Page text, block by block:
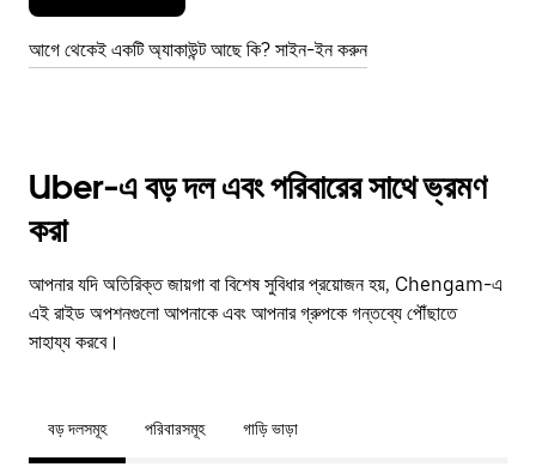
আগে থেকেই একটি অ্যাকাউন্ট আছে কি? সাইন-ইন করুন
Uber-এ বড় দল এবং পরিবারের সাথে ভ্রমণ
করা
আপনার যদি অতিরিক্ত জায়গা বা বিশেষ সুবিধার প্রয়োজন হয়, Chengam-এ
এই রাইড অপশনগুলো আপনাকে এবং আপনার গ্রুপকে গন্তব্যে পৌঁছাতে
সাহায্য করবে।
বড় দলসমূহ পরিবারসমূহ গাড়ি ভাড়া